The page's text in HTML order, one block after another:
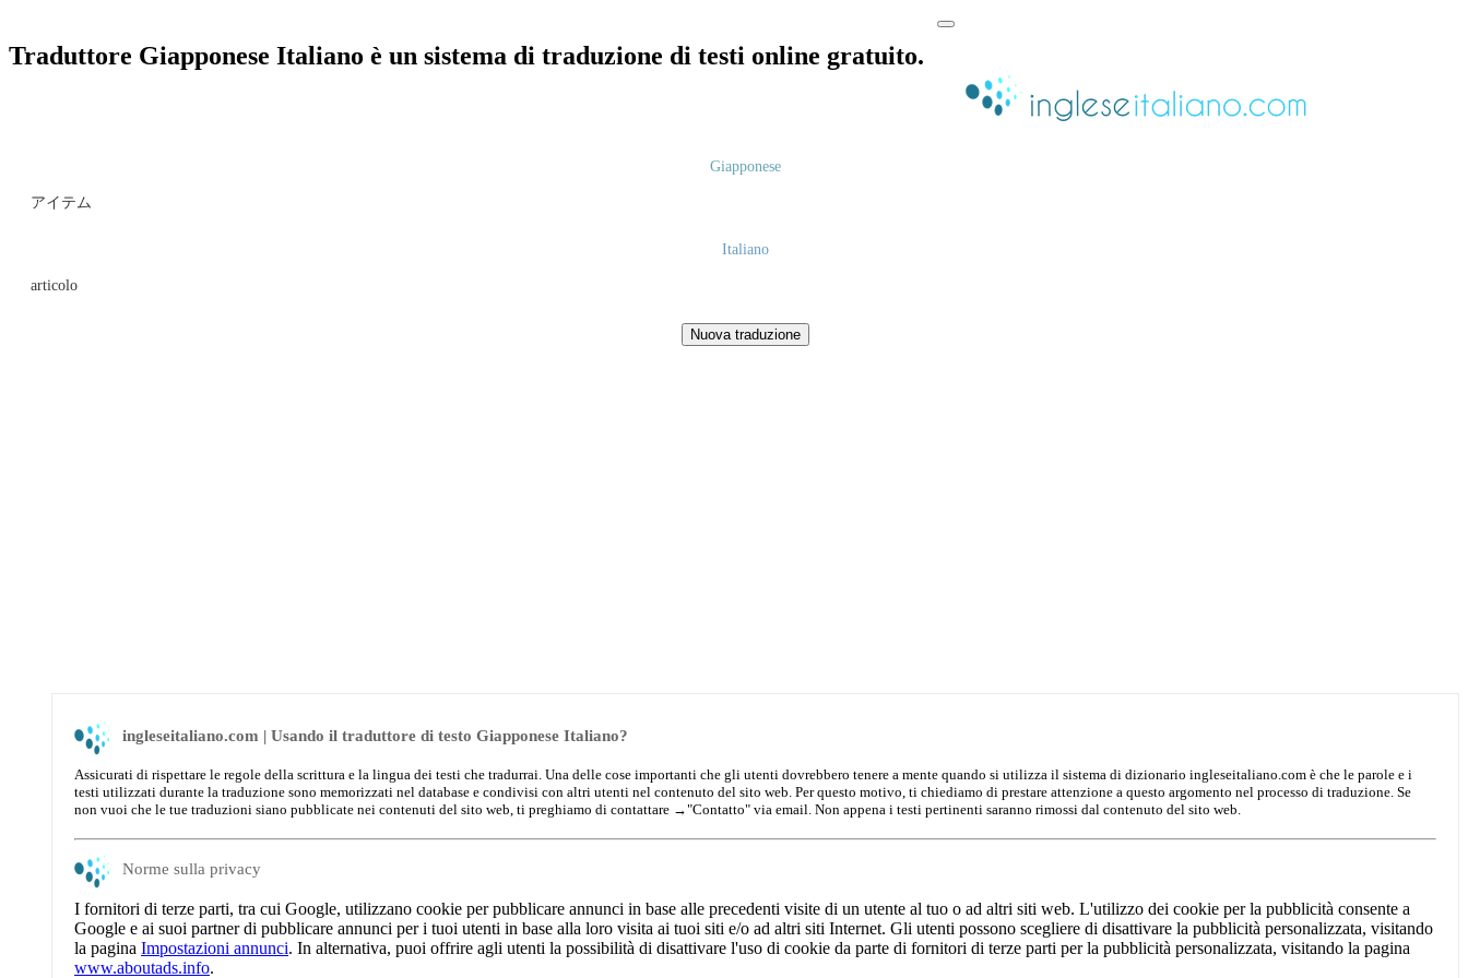
Traduttore Giapponese Italiano è un sistema di traduzione di testi online gratuito.
Giapponese
アイテム
Italiano
articolo
ingleseitaliano.com | Usando il traduttore di testo Giapponese Italiano?
Assicurati di rispettare le regole della scrittura e la lingua dei testi che tradurrai. Una delle cose importanti che gli utenti dovrebbero tenere a mente quando si utilizza il sistema di dizionario ingleseitaliano.com è che le parole e i
testi utilizzati durante la traduzione sono memorizzati nel database e condivisi con altri utenti nel contenuto del sito web. Per questo motivo, ti chiediamo di prestare attenzione a questo argomento nel processo di traduzione. Se
non vuoi che le tue traduzioni siano pubblicate nei contenuti del sito web, ti preghiamo di contattare →"Contatto" via email. Non appena i testi pertinenti saranno rimossi dal contenuto del sito web.
Norme sulla privacy
I fornitori di terze parti, tra cui Google, utilizzano cookie per pubblicare annunci in base alle precedenti visite di un utente al tuo o ad altri siti web. L'utilizzo dei cookie per la pubblicità consente a
Google e ai suoi partner di pubblicare annunci per i tuoi utenti in base alla loro visita ai tuoi siti e/o ad altri siti Internet. Gli utenti possono scegliere di disattivare la pubblicità personalizzata, visitando
la pagina Impostazioni annunci. In alternativa, puoi offrire agli utenti la possibilità di disattivare l'uso di cookie da parte di fornitori di terze parti per la pubblicità personalizzata, visitando la pagina
www.aboutads.info.